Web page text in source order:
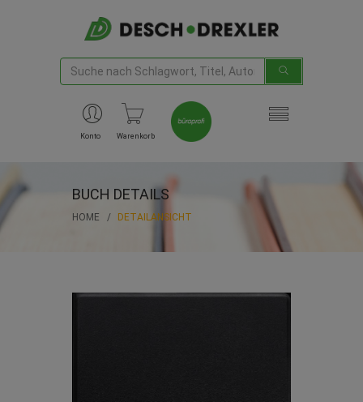
Konto Warenkorb
BUCH DETAILS
HOME DETAILANSICHT